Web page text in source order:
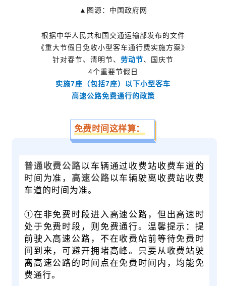
▲图源：中国政府网
根据中华人民共和国交通运输部发布的文件
《重大节假日免收小型客车通行费实施方案》
针对春节、清明节、 劳动节、国庆节
4个重要节假日
实施7座（包括7座）以下小型客车
高速公路免费通行的政策
免费时间这样算：
普通收费公路以车辆通过收费站收费车道的
时间为准， 高速公路以车辆驶离收费站收费
车道的时间为准。
①在非免费时段进入高速公路，但出高速时
处于免费时段，则免费通行。温馨提示：提
前驶入高速公路，不在收费站前等待免费时
间到来，可避开拥堵高峰。只要从收费站驶
离高速公路的时间点在免费时间内，均能免
费通行。